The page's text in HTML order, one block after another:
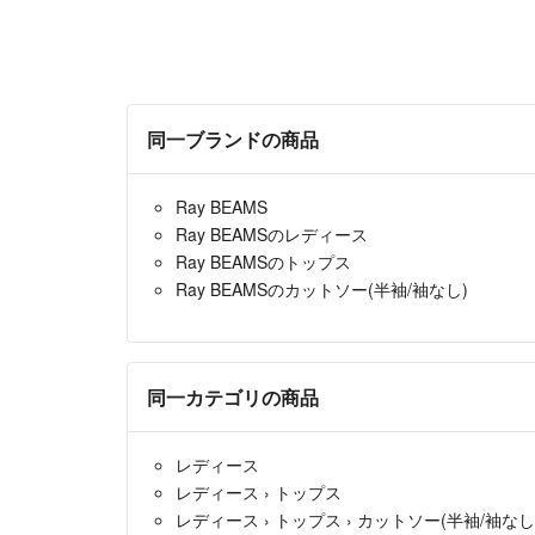
同一ブランドの商品
Ray BEAMS
Ray BEAMSのレディース
Ray BEAMSのトップス
Ray BEAMSのカットソー(半袖/袖なし)
同一カテゴリの商品
レディース
レディース › トップス
レディース › トップス › カットソー(半袖/袖な